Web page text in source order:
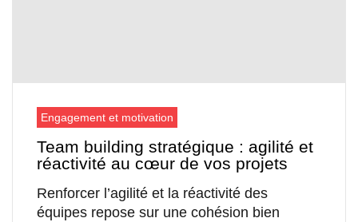
Engagement et motivation
Team building stratégique : agilité et
réactivité au cœur de vos projets
Renforcer l’agilité et la réactivité des
équipes repose sur une cohésion bien